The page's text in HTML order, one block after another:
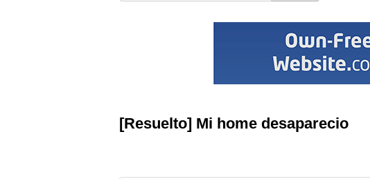
[Resuelto] Mi home desaparecio